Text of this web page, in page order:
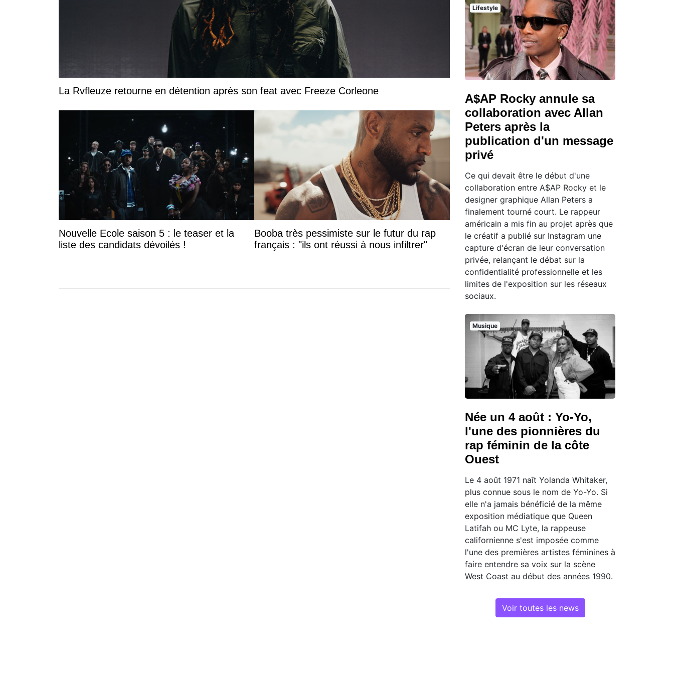
La Rvfleuze retourne en détention après son feat avec Freeze Corleone
Nouvelle Ecole saison 5 : le teaser et la
liste des candidats dévoilés !
Booba très pessimiste sur le futur du rap
français : "ils ont réussi à nous infiltrer"
Lifestyle
A$AP Rocky annule sa
collaboration avec Allan
Peters après la
publication d'un message
privé
Ce qui devait être le début d'une
collaboration entre A$AP Rocky et le
designer graphique Allan Peters a
finalement tourné court. Le rappeur
américain a mis fin au projet après que
le créatif a publié sur Instagram une
capture d'écran de leur conversation
privée, relançant le débat sur la
confidentialité professionnelle et les
limites de l'exposition sur les réseaux
sociaux.
Musique
Née un 4 août : Yo-Yo,
l'une des pionnières du
rap féminin de la côte
Ouest
Le 4 août 1971 naît Yolanda Whitaker,
plus connue sous le nom de Yo-Yo. Si
elle n'a jamais bénéficié de la même
exposition médiatique que Queen
Latifah ou MC Lyte, la rappeuse
californienne s'est imposée comme
l'une des premières artistes féminines à
faire entendre sa voix sur la scène
West Coast au début des années 1990.
Voir toutes les news